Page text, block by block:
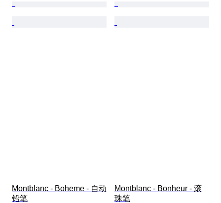
Montblanc - Boheme - 自动
铅笔
Montblanc - Bonheur - 滚
珠笔